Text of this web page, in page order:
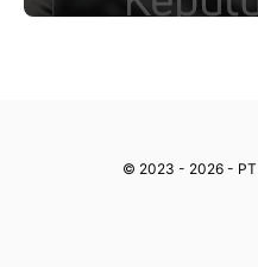
© 2023 - 2026 - PT